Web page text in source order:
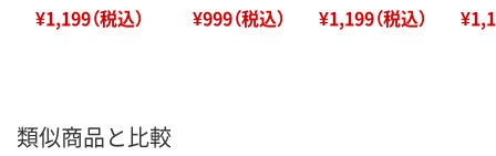
¥1,199（税込） ¥999（税込） ¥1,199（税込）
類似商品と比較